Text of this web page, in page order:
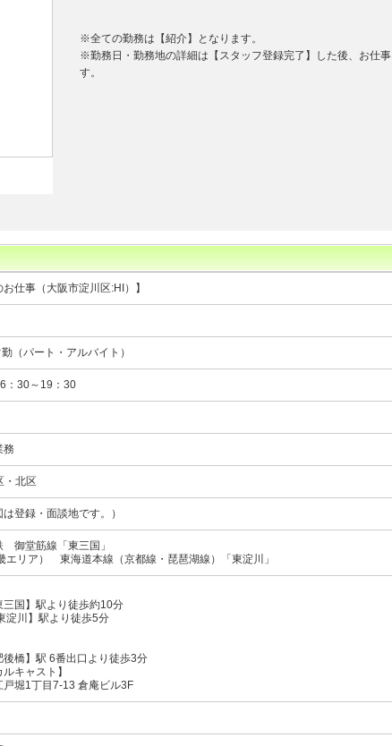
※全ての勤務は【紹介】となります。
※勤務日・勤務地の詳細は【スタッフ登録完了】した後、お仕
す。
お仕事（大阪市淀川区:HI）】
（パート・アルバイト）
：30～19：30
務
・北区
登録・面談地です。）
御堂筋線 「東三国」
リア）
東海道本線（京都線・琵琶湖線） 「東淀川」
国】駅より徒歩約10分
淀川】駅より徒歩5分
橋】駅 6番出口より徒歩3分
キャスト】
堀1丁目7-13 倉庵ビル3F